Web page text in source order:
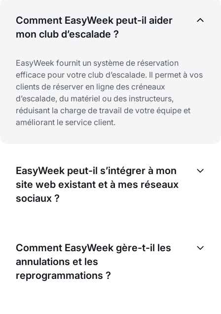
Comment EasyWeek peut-il aider
mon club d’escalade ?
EasyWeek fournit un système de réservation
efficace pour votre club d’escalade. Il permet à vos
clients de réserver en ligne des créneaux
d’escalade, du matériel ou des instructeurs,
réduisant la charge de travail de votre équipe et
améliorant le service client.
EasyWeek peut-il s’intégrer à mon
site web existant et à mes réseaux
sociaux ?
Vos clients pourront ainsi effectuer des
réservations directement depuis ces plateformes,
rendant le processus plus pratique pour eux.
Comment EasyWeek gère-t-il les
annulations et les
reprogrammations ?